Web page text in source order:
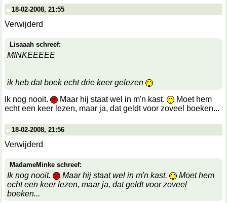
18-02-2008, 21:55
Verwijderd
Lisaaah schreef:
MINKEEEEE
ik heb dat boek echt drie keer gelezen
Ik nog nooit.
Maar hij staat wel in m'n kast.
Moet hem
echt een keer lezen, maar ja, dat geldt voor zoveel boeken...
18-02-2008, 21:56
Verwijderd
MadameMinke schreef:
Ik nog nooit. Maar hij staat wel in m'n kast.
Moet hem
echt een keer lezen, maar ja, dat geldt voor zoveel
boeken...